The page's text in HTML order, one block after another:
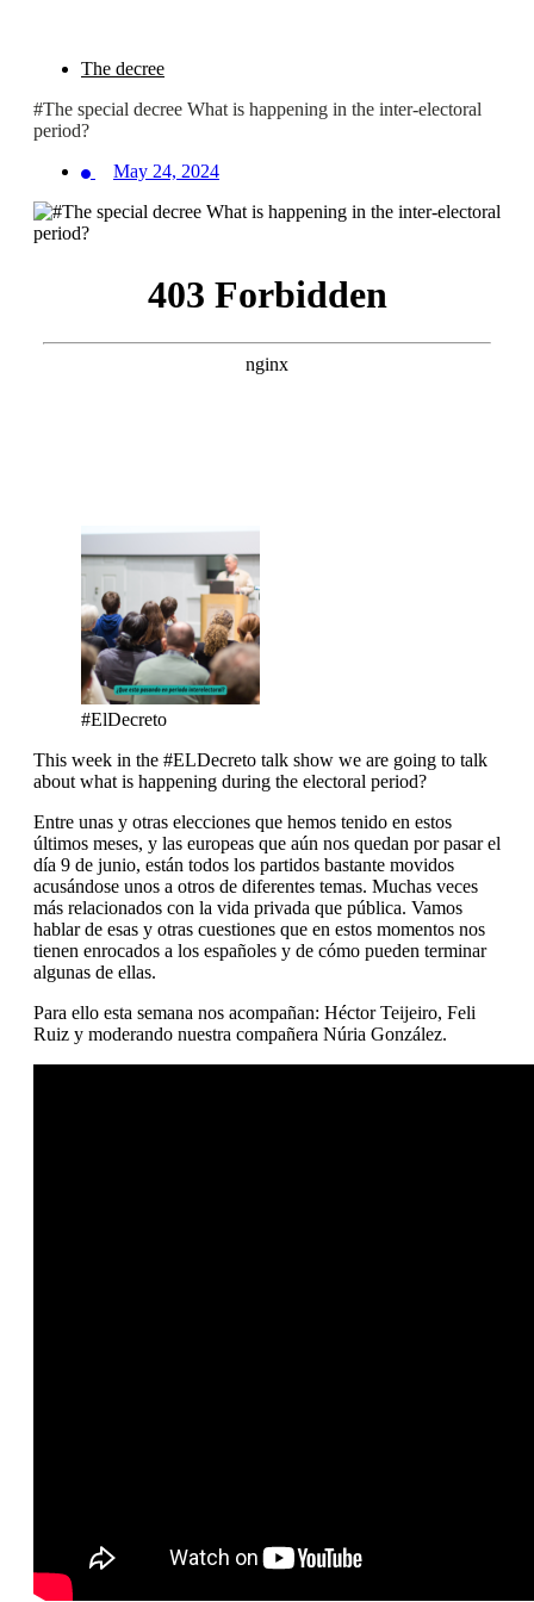
The decree
#The special decree What is happening in the inter-electoral
period?
May 24, 2024
#ElDecreto
This week in the #ELDecreto talk show we are going to talk
about what is happening during the electoral period?
Entre unas y otras elecciones que hemos tenido en estos
últimos meses, y las europeas que aún nos quedan por pasar el
día 9 de junio, están todos los partidos bastante movidos
acusándose unos a otros de diferentes temas. Muchas veces
más relacionados con la vida privada que pública. Vamos
hablar de esas y otras cuestiones que en estos momentos nos
tienen enrocados a los españoles y de cómo pueden terminar
algunas de ellas.
Para ello esta semana nos acompañan: Héctor Teijeiro, Feli
Ruiz y moderando nuestra compañera Núria González.